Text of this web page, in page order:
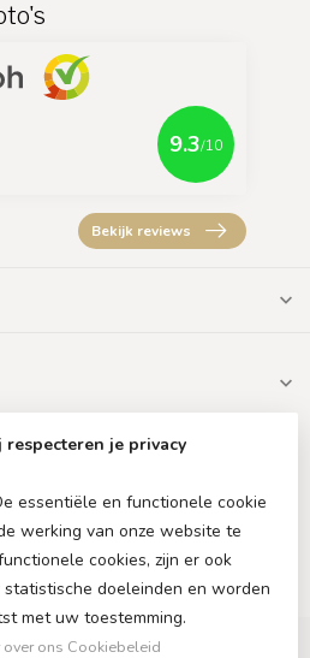
9.3/10
Bekijk reviews
respecteren je privacy
essentiële en functionele cookie
werking van onze website te
cookies, zijn er ook
doeleinden en worden
met uw toestemming.
over ons Cookiebeleid